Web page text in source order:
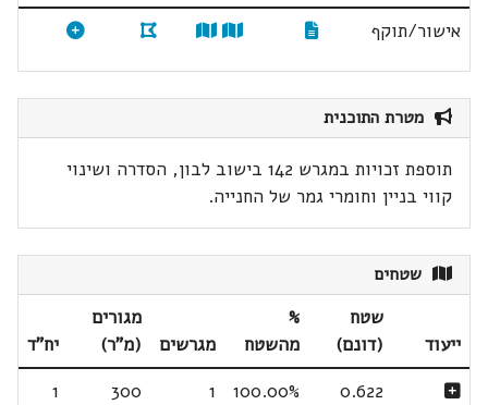
אישור/תוקף
מטרת התוכנית
תוספת זכויות במגרש 142 בישוב לבון, הסדרה ושינוי
קווי בניין וחומרי גמר של החנייה.
שטחים
ייעוד
שטח
(דונם)
%
מהשטח
מגרשים
מגורים
(מ"ר)
יח"ד
0.622
100.00%
1
300
1